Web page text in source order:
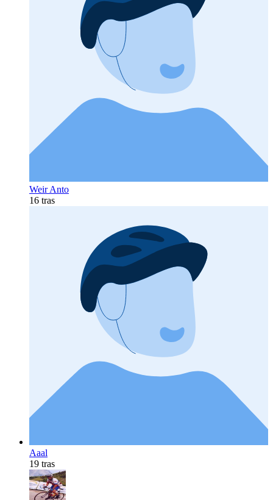
Weir Anto
16 tras
Aaal
19 tras